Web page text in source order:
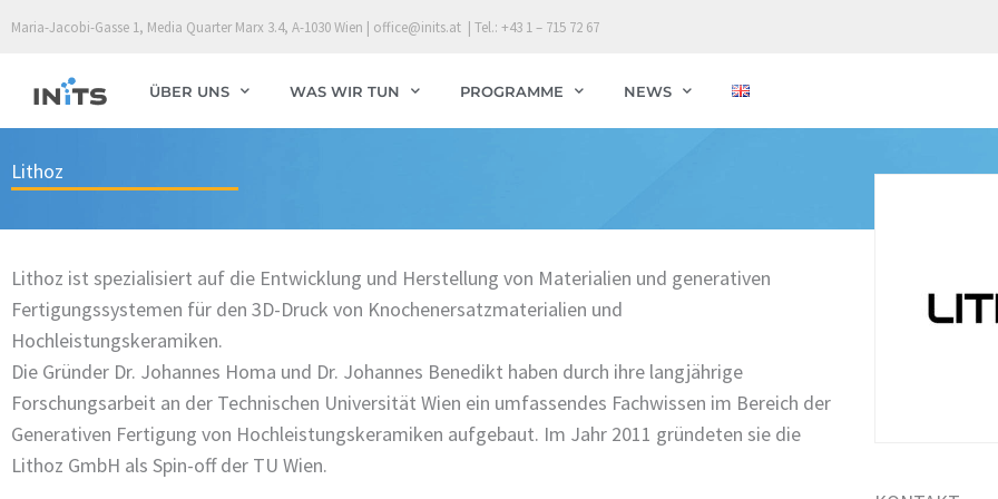
content
Maria-Jacobi-Gasse 1, Media Quarter Marx 3.4, A-1030 Wien | office@inits.at | Tel.: +43 1 – 715 72 67
ÜBER UNS WAS WIR TUN PROGRAMME NEWS
Lithoz
Lithoz ist spezialisiert auf die Entwicklung und Herstellung von Materialien und generativen
Fertigungssystemen für den 3D-Druck von Knochenersatzmaterialien und
Hochleistungskeramiken.
Die Gründer Dr. Johannes Homa und Dr. Johannes Benedikt haben durch ihre langjährige
Forschungsarbeit an der Technischen Universität Wien ein umfassendes Fachwissen im Bereich der
Generativen Fertigung von Hochleistungskeramiken aufgebaut. Im Jahr 2011 gründeten sie die
Lithoz GmbH als Spin-off der TU Wien.